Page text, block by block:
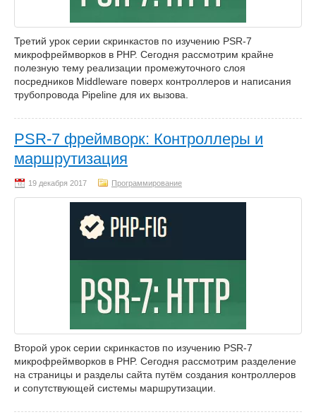
Третий урок серии скринкастов по изучению PSR-7
микрофреймворков в PHP. Сегодня рассмотрим крайне
полезную тему реализации промежуточного слоя
посредников Middleware поверх контроллеров и написания
трубопровода Pipeline для их вызова.
PSR-7 фреймворк: Контроллеры и
маршрутизация
Программирование
Второй урок серии скринкастов по изучению PSR-7
микрофреймворков в PHP. Сегодня рассмотрим разделение
на страницы и разделы сайта путём создания контроллеров
и сопутствующей системы маршрутизации.